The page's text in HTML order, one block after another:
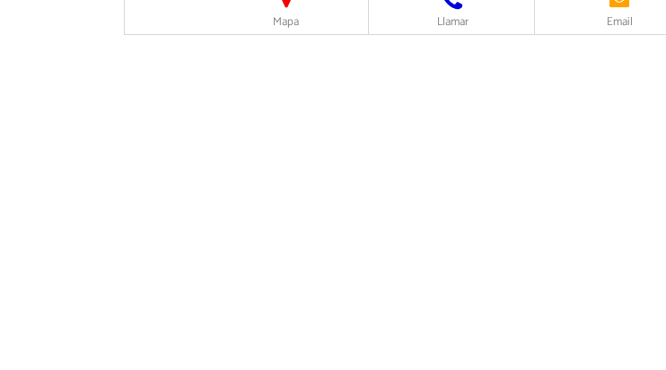
Mapa Llamar Email